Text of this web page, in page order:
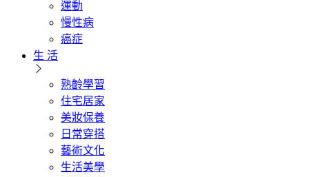
運動
慢性病
癌症
生 活
熟齡學習
住宅居家
美妝保養
日常穿搭
藝術文化
生活美學